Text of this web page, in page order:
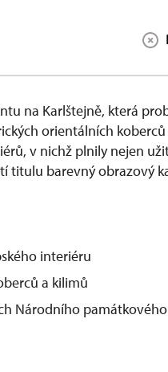
na Karlštejně, která
orientálních
v nichž plnily nejen
titulu barevný obrazový
interiéru
a kilimů
Národního